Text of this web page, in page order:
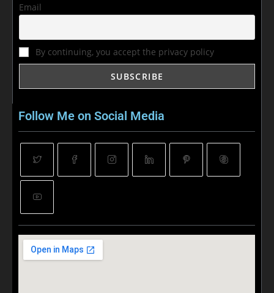
Email
By continuing, you accept the privacy policy
Follow Me on Social Media